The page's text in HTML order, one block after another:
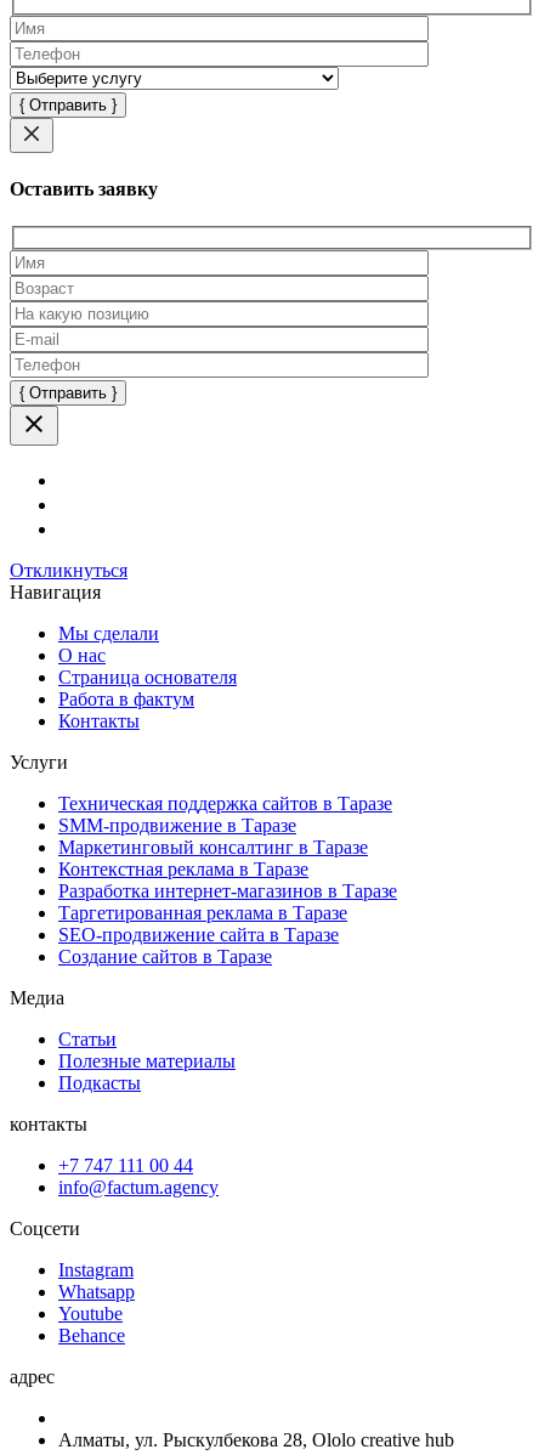
Оставьте
это
поле
Оставить заявку
Оставьте
это
поле
Откликнуться
Навигация
Мы сделали
О нас
Страница основателя
Работа в фактум
Контакты
Услуги
Техническая поддержка сайтов в Таразе
SMM-продвижение в Таразе
Маркетинговый консалтинг в Таразе
Контекстная реклама в Таразе
Разработка интернет-магазинов в Таразе
Таргетированная реклама в Таразе
SEO-продвижение сайта в Таразе
Создание сайтов в Таразе
Медиа
Статьи
Полезные материалы
Подкасты
контакты
+7 747 111 00 44
info@factum.agency
Соцсети
Instagram
Whatsapp
Youtube
Behance
адрес
Алматы, ул. Рыскулбекова 28, Ololo creative hub